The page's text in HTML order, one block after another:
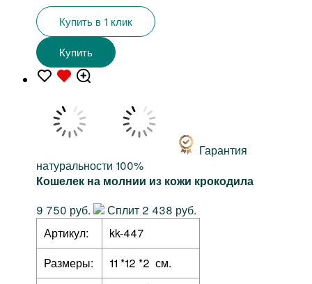
Купить в 1 клик
Купить
Гарантия
натуральности 100%
Кошелек на молнии из кожи крокодила
9 750 руб.
Сплит 2 438 руб.
Артикул:
kk-447
Размеры:
11 *12 *2 см.